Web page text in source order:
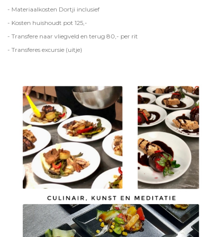
- Materiaalkosten Dortji inclusief
- Kosten huishoudt pot 125,-
- Transfere naar vliegveld en terug 80,- per rit
- Transferes excursie (uitje)